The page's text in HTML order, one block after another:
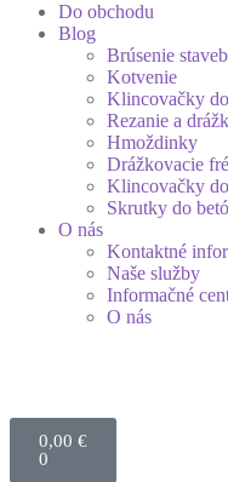
Do obchodu
Blog
Brúsenie
Kotvenie
Klincovačky
Rezanie a
Hmoždinky
Drážkovacie
Klincovačky
Skrutky do
O nás
Kontaktné
Naše služby
Informačné
O nás
0,00 €
0